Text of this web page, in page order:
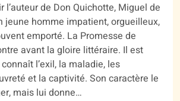
l’auteur de Don Quichotte, Miguel de
jeune homme impatient, orgueilleux,
emporté. La Promesse de
avant la gloire littéraire. Il est
l’exil, la maladie, les
et la captivité. Son caractère le
mais lui donne…